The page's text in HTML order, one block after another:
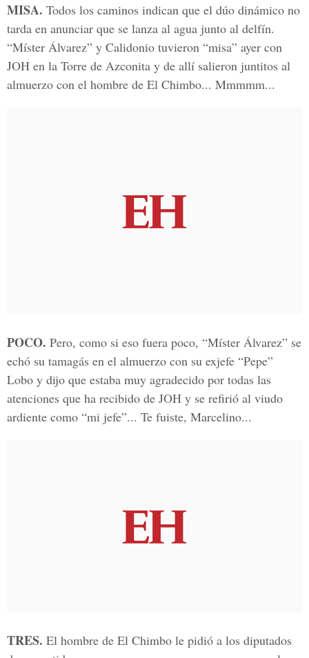
MISA. Todos los caminos indican que el dúo dinámico no
tarda en anunciar que se lanza al agua junto al delfín.
“Míster Álvarez” y Calidonio tuvieron “misa” ayer con
JOH en la Torre de Azconita y de allí salieron juntitos al
almuerzo con el hombre de El Chimbo... Mmmmm...
POCO. Pero, como si eso fuera poco, “Míster Álvarez” se
echó su tamagás en el almuerzo con su exjefe “Pepe”
Lobo y dijo que estaba muy agradecido por todas las
atenciones que ha recibido de JOH y se refirió al viudo
ardiente como “mi jefe”... Te fuiste, Marcelino...
TRES. El hombre de El Chimbo le pidió a los diputados